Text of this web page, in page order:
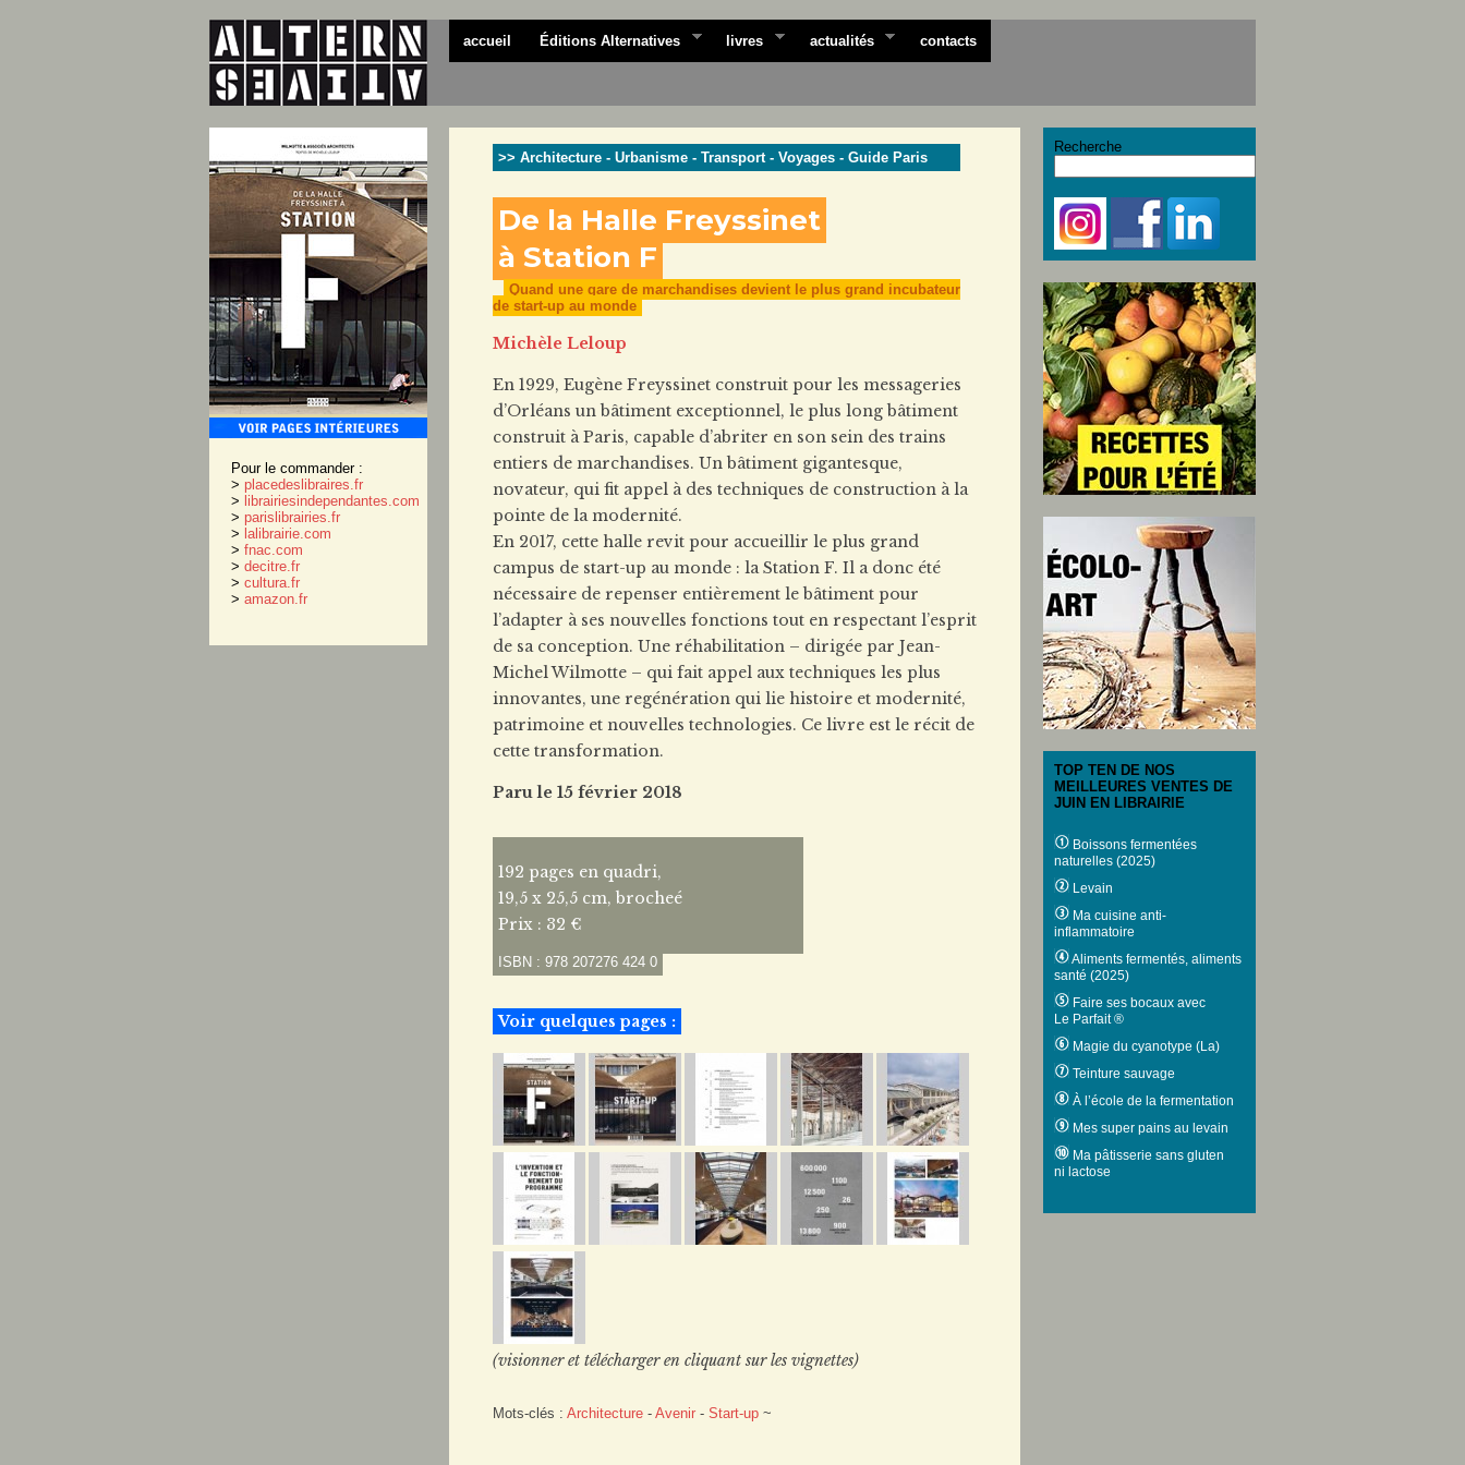
accueil Éditions Alternatives livres actualités contacts
Pour le commander :
> placedeslibraires.fr
> librairiesindependantes.com
> parislibrairies.fr
> lalibrairie.com
> fnac.com
> decitre.fr
> cultura.fr
> amazon.fr
>> Architecture - Urbanisme - Transport - Voyages - Guide Paris
De la Halle Freyssinet
à Station F
Quand une gare de marchandises devient le plus grand incubateur
de start-up au monde
Michèle Leloup
En 1929, Eugène Freyssinet construit pour les messageries
d’Orléans un bâtiment exceptionnel, le plus long bâtiment
construit à Paris, capable d’abriter en son sein des trains
entiers de marchandises. Un bâtiment gigantesque,
novateur, qui fit appel à des techniques de construction à la
pointe de la modernité.
En 2017, cette halle revit pour accueillir le plus grand
campus de start-up au monde : la Station F. Il a donc été
nécessaire de repenser entièrement le bâtiment pour
l’adapter à ses nouvelles fonctions tout en respectant l’esprit
de sa conception. Une réhabilitation – dirigée par Jean-
Michel Wilmotte – qui fait appel aux techniques les plus
innovantes, une regénération qui lie histoire et modernité,
patrimoine et nouvelles technologies. Ce livre est le récit de
cette transformation.
Paru le 15 février 2018
192 pages en quadri,
19,5 x 25,5 cm, brocheé
Prix : 32 €
ISBN : 978 207276 424 0
Voir quelques pages :
(visionner et télécharger en cliquant sur les vignettes)
Mots-clés : Architecture - Avenir - Start-up ~
Recherche
TOP TEN DE NOS
MEILLEURES VENTES DE
JUIN EN LIBRAIRIE
Boissons fermentées
naturelles (2025)
Levain
Ma cuisine anti-
inflammatoire
Aliments fermentés, aliments
santé (2025)
Faire ses bocaux avec
Le Parfait ®
Magie du cyanotype (La)
Teinture sauvage
À l’école de la fermentation
Mes super pains au levain
Ma pâtisserie sans gluten
ni lactose